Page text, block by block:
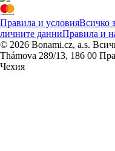
Правила и условияВсичко
личните данниПравила и
© 2026 Bonami.cz, a.s.
Thámova 289/13, 186 00
Чехия